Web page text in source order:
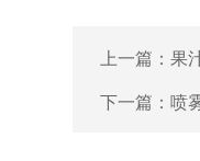
上一篇： 果
下一篇： 喷